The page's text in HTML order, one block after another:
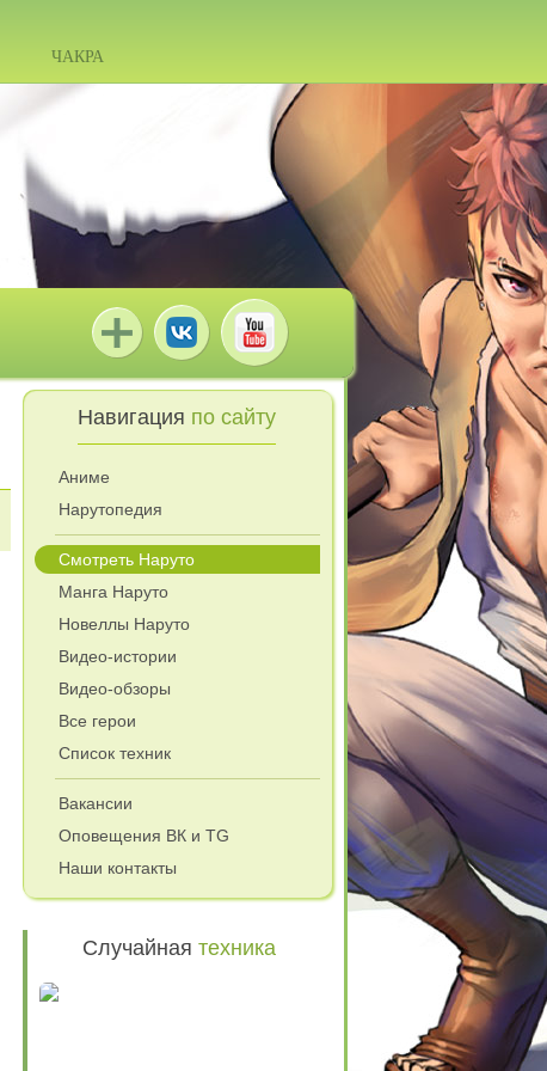
ЧАКРА
Навигация по сайту
Аниме
Нарутопедия
Смотреть Наруто
Манга Наруто
Новеллы Наруто
Видео-истории
Видео-обзоры
Все герои
Список техник
Вакансии
Оповещения ВК и TG
Наши контакты
Случайнаятехника